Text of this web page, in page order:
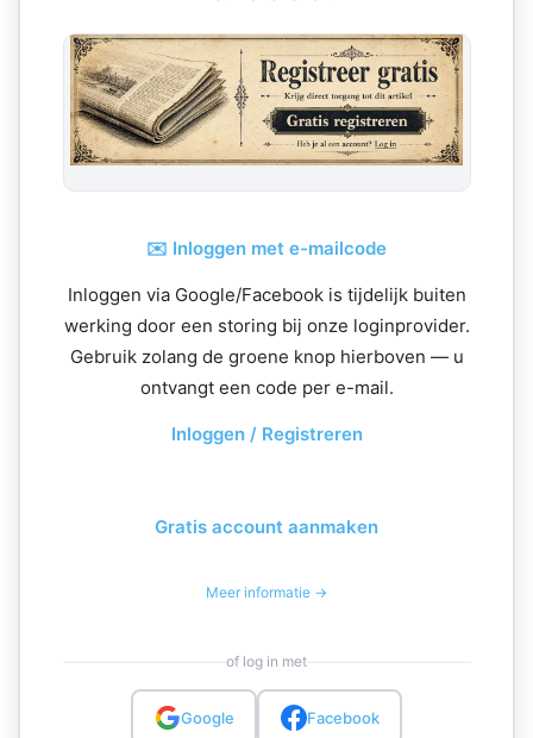
✉️ Inloggen met e-mailcode
Inloggen via Google/Facebook is tijdelijk buiten
werking door een storing bij onze loginprovider.
Gebruik zolang de groene knop hierboven — u
ontvangt een code per e-mail.
Inloggen / Registreren
Gratis account aanmaken
Meer informatie →
of log in met
Google Facebook